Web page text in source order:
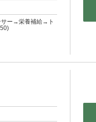
サー→栄養補給→ト